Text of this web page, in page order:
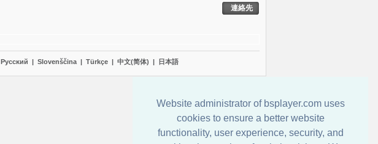
Website administrator of bsplayer.com uses
cookies to ensure a better website
functionality, user experience, security, and
連絡先
Pyccĸий | Slovenščina | Türkçe | 中文(简体) | 日本語